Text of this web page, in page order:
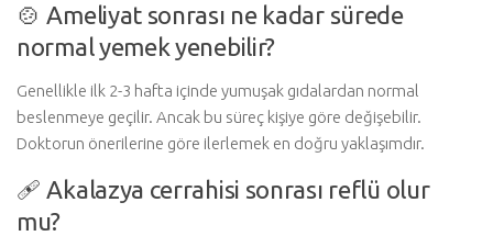
🍲 Ameliyat sonrası ne kadar sürede
normal yemek yenebilir?
Genellikle ilk 2-3 hafta içinde yumuşak gıdalardan normal
beslenmeye geçilir. Ancak bu süreç kişiye göre değişebilir.
Doktorun önerilerine göre ilerlemek en doğru yaklaşımdır.
🩹 Akalazya cerrahisi sonrası reflü olur
mu?